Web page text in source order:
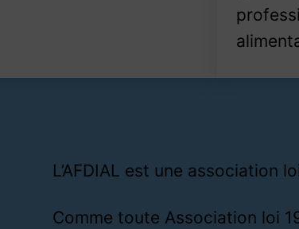
L’AFDIAL est une association
Comme toute Association loi